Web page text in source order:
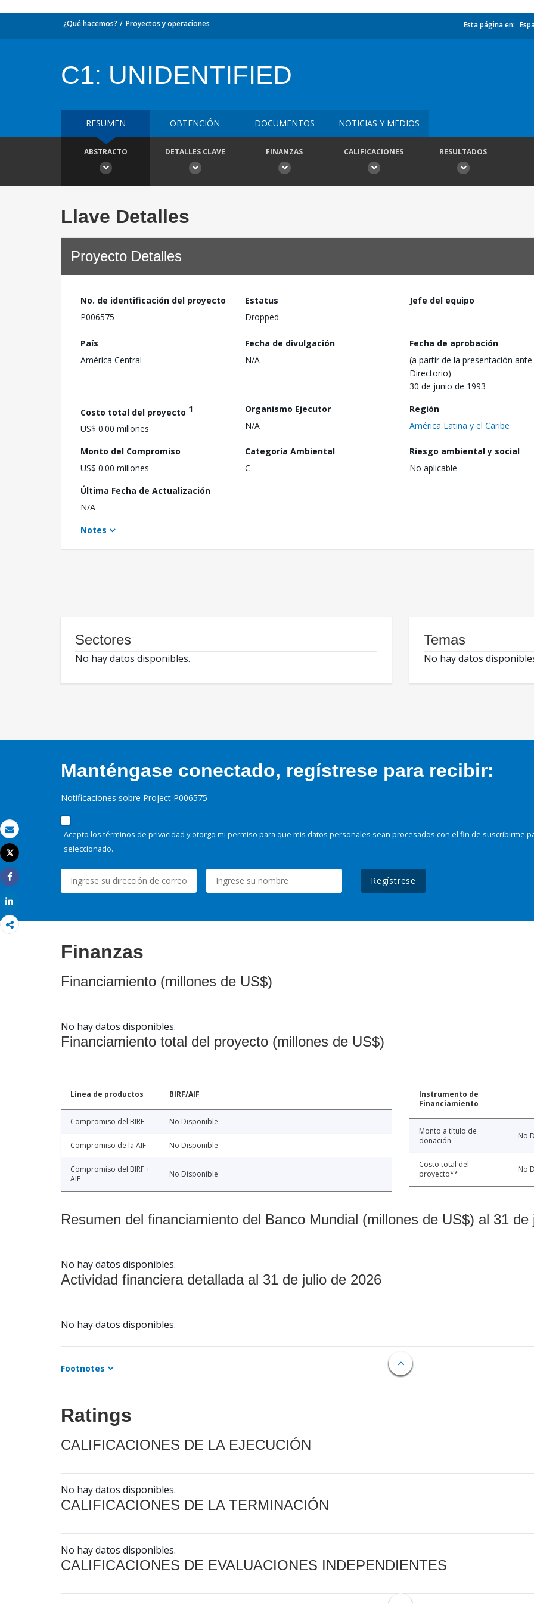
Correo electrónico
Imprimir
Tweet
Share
¿Qué hacemos? Proyectos y operaciones Esta página en:
C1: UNIDENTIFIED
RESUMEN OBTENCIÓN DOCUMENTOS NOTICIAS Y MEDIOS
ABSTRACTO DETALLES CLAVE FINANZAS CALIFICACIONES RESULTADOS
Llave Detalles
Proyecto Detalles
No. de identificación del proyecto
P006575
Estatus
Dropped
Jefe del equipo
País
América Central
Fecha de divulgación
N/A
Fecha de aprobación
(a partir de la presentación ante
Directorio)
30 de junio de 1993
Costo total del proyecto 1
US$ 0.00 millones
Organismo Ejecutor
N/A
Región
América Latina y el Caribe
Monto del Compromiso
US$ 0.00 millones
Categoría Ambiental
C
Riesgo ambiental y social
No aplicable
Última Fecha de Actualización
N/A
Notes
Sectores
No hay datos disponibles.
Temas
No hay datos
Manténgase conectado, regístrese para recibir:
Notificaciones sobre Project P006575
Acepto los términos de privacidad y otorgo mi permiso para que mis datos personales sean procesados con el fin de suscribirme
seleccionado.
Regístrese
Finanzas
Financiamiento (millones de US$)
No hay datos disponibles.
Financiamiento total del proyecto (millones de US$)
Línea de productos BIRF/AIF
Compromiso del BIRF No Disponible
Compromiso de la AIF No Disponible
Compromiso del BIRF +
AIF
No Disponible
Instrumento de
Financiamiento
Monto a título de
donación
No
Costo total del
proyecto**
No
Resumen del financiamiento del Banco Mundial (millones de US$) al 31 de
No hay datos disponibles.
Actividad financiera detallada al 31 de julio de 2026
No hay datos disponibles.
Footnotes
Ratings
CALIFICACIONES DE LA EJECUCIÓN
No hay datos disponibles.
CALIFICACIONES DE LA TERMINACIÓN
No hay datos disponibles.
CALIFICACIONES DE EVALUACIONES INDEPENDIENTES